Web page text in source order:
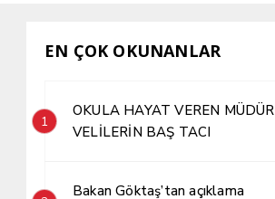
EN ÇOK OKUNANLAR
1
OKULA HAYAT VEREN MÜDÜR
VELİLERİN BAŞ TACI
Bakan Göktaş’tan açıklama